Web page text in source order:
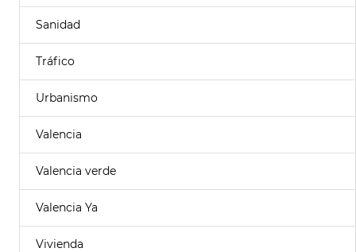
Sanidad
Tráfico
Urbanismo
Valencia
Valencia verde
Valencia Ya
Vivienda